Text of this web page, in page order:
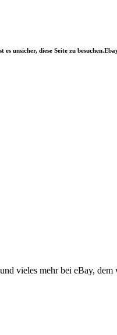
unsicher, diese Seite zu
vieles mehr bei eBay,